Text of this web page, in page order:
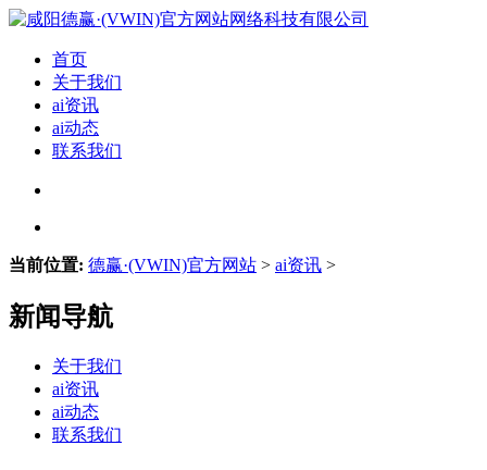
首页
关于我们
ai资讯
ai动态
联系我们
当前位置: 德赢·(VWIN)官方网站 > ai资讯 >
新闻导航
关于我们
ai资讯
ai动态
联系我们